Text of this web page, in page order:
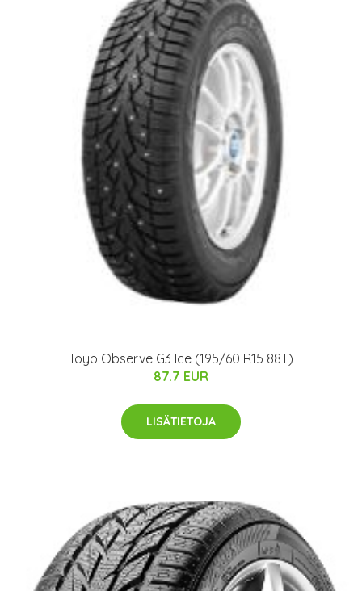
Toyo Observe G3 Ice (195/60 R15 88T)
87.7 EUR
LISÄTIETOJA